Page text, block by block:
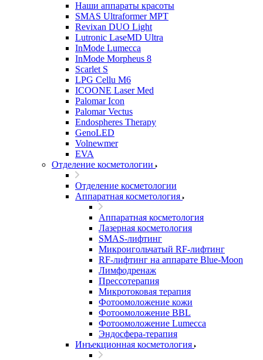
Наши аппараты красоты
SMAS Ultraformer MPT
Revixan DUO Light
Lutronic LaseMD Ultra
InMode Lumecca
InMode Morpheus 8
Scarlet S
LPG Cellu M6
ICOONE Laser Med
Palomar Icon
Palomar Vectus
Endospheres Therapy
GenoLED
Volnewmer
EVA
Отделение косметологии
Отделение косметологии
Аппаратная косметология
Аппаратная косметология
Лазерная косметология
SMAS-лифтинг
Микроигольчатый RF-лифтинг
RF-лифтинг на аппарате Blue-Moon
Лимфодренаж
Прессотерапия
Микротоковая терапия
Фотоомоложение кожи
Фотоомоложение BBL
Фотоомоложение Lumecca
Эндосфера-терапия
Инъекционная косметология